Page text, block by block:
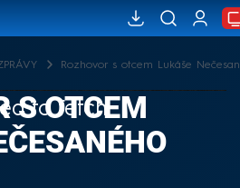
Rozhovor s otcem Lukáše
to fetch
S OTCEM